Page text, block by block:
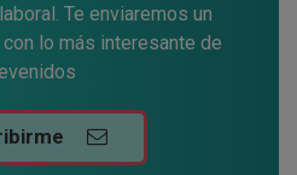
Te enviaremos un
lo más interesante de